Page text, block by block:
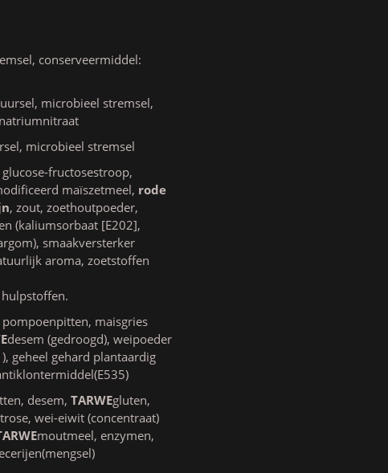
conserveermiddel:
microbieel stremsel,
microbieel stremsel
fructosestroop,
maïszetmeel, rode
, zout, zoethoutpoeder,
(kaliumsorbaat [E202],
smaakversterker
aroma, zoetstoffen
maisgries
desem (gedroogd), weipoeder
geheel gehard plantaardig
desem, TARWEgluten,
wei-eiwit (concentraat)
moutmeel, enzymen,